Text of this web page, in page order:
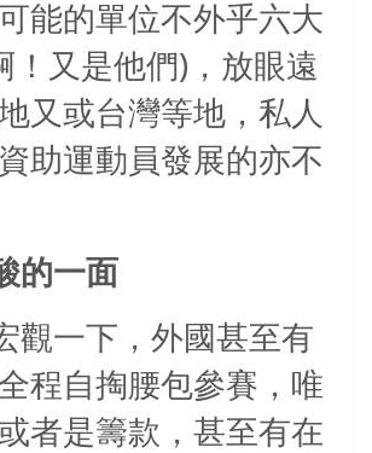
能的單位不外乎六大
！又是他們) ，放眼遠
又或台灣等地，私人
助運動員發展的亦不
的一面
觀一下，外國甚至有
程自掏腰包參賽，唯
者是籌款，甚至有在